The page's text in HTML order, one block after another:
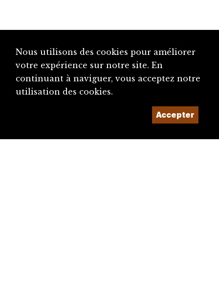
Nous utilisons des cookies pour améliorer
votre expérience sur notre site. En
continuant à naviguer, vous acceptez notre
utilisation des cookies.
Accepter